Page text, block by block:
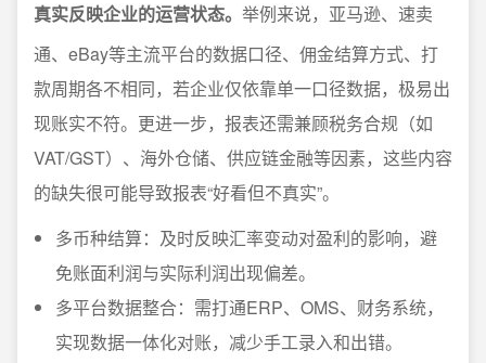
真实反映企业的运营状态。 举例来说，亚马逊、速卖
通、eBay等主流平台的数据口径、佣金结算方式、打
款周期各不相同，若企业仅依靠单一口径数据，极易出
现账实不符。更进一步，报表还需兼顾税务合规（如
VAT/GST）、海外仓储、供应链金融等因素，这些内容
的缺失很可能导致报表“好看但不真实”。
多币种结算：及时反映汇率变动对盈利的影响，避
免账面利润与实际利润出现偏差。
多平台数据整合：需打通ERP、OMS、财务系统，
实现数据一体化对账，减少手工录入和出错。